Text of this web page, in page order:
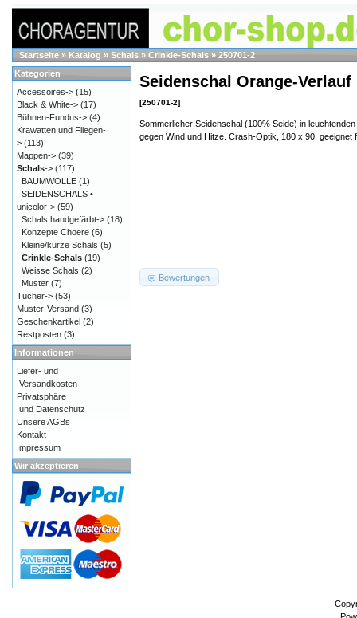
Startseite » Katalog » Schals » Crinkle-Schals » 250701-2
Seidenschal Orange-Verlauf
[250701-2]
Sommerlicher Seidenschal (100% Seide) in
gegen Wind und Hitze. Crash-Optik, 180 x 90. geeignet
Bewertungen
Kategorien
Accessoires-> (15)
Black & White-> (17)
Bühnen-Fundus-> (4)
Krawatten und Fliegen-
> (113)
Mappen-> (39)
Schals-> (117)
BAUMWOLLE (1)
SEIDENSCHALS •
unicolor-> (59)
Schals handgefärbt-> (18)
Konzepte Choere (6)
Kleine/kurze Schals (5)
Crinkle-Schals (19)
Weisse Schals (2)
Muster (7)
Tücher-> (53)
Muster-Versand (3)
Geschenkartikel (2)
Restposten (3)
Informationen
Liefer- und
Versandkosten
Privatsphäre
und Datenschutz
Unsere AGBs
Kontakt
Impressum
Wir akzeptieren